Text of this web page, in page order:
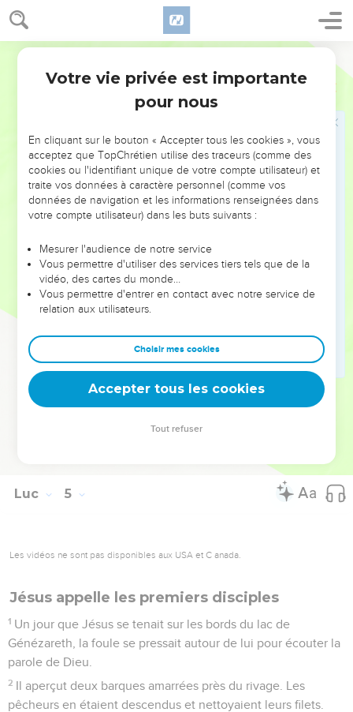
4
elle.
Il s’approcha de son lit, se pencha sur elle et commanda à
la fièvre qui quitta aussitôt la malade. Celle-ci se leva
immédiatement et s’empressa de servir ses hôtes.
Au coucher du soleil, tous ceux qui avaient chez eux des
Jésus. Il posa ses mains sur chacun d’eux et les guérit.
Tu es le Fils de Dieu ! Mais Jésus les reprenait sévèrement
et leur imposait silence car ils savaient parfaitement qu’il
était le Christ.
Dès qu’il fit jour, Jésus sortit de la maison et se rendit dans
un endroit solitaire. Les gens se mirent à sa recherche et,
après l’avoir rejoint, ils s’efforcèrent de le retenir, en insistant
pour qu’il ne les quitte pas.
Mais il leur dit : — Je dois aussi annoncer la bonne
nouvelle du règne de Dieu aux autres villes, car c’est pour
cela que Dieu m’a envoyé.
Et il s’en alla prêcher dans les synagogues de la Judée.
Luc 5
Les vidéos ne sont pas disponibles aux USA et C anada.
Jésus appelle les premiers disciples
1 Un jour que Jésus se tenait sur les bords du lac de
Génézareth, la foule se pressait autour de lui pour écouter la
parole de Dieu.
2 Il aperçut deux barques amarrées près du rivage. Les
pêcheurs en étaient descendus et nettoyaient leurs filets.
Votre vie privée est importante
pour nous
En cliquant sur le bouton « Accepter tous les cookies », vous
acceptez que TopChrétien utilise des traceurs (comme des
cookies ou l'identifiant unique de votre compte utilisateur) et
traite vos données à caractère personnel (comme vos
données de navigation et les informations renseignées dans
votre compte utilisateur) dans les buts suivants :
Mesurer l'audience de notre service
Vous permettre d'utiliser des services tiers tels que de la
vidéo, des cartes du monde…
Vous permettre d'entrer en contact avec notre service de
relation aux utilisateurs.
Choisir mes cookies
Accepter tous les cookies
Tout refuser